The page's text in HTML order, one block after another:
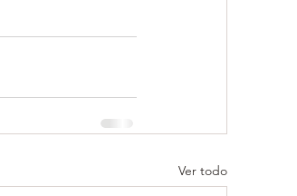
Ver todo